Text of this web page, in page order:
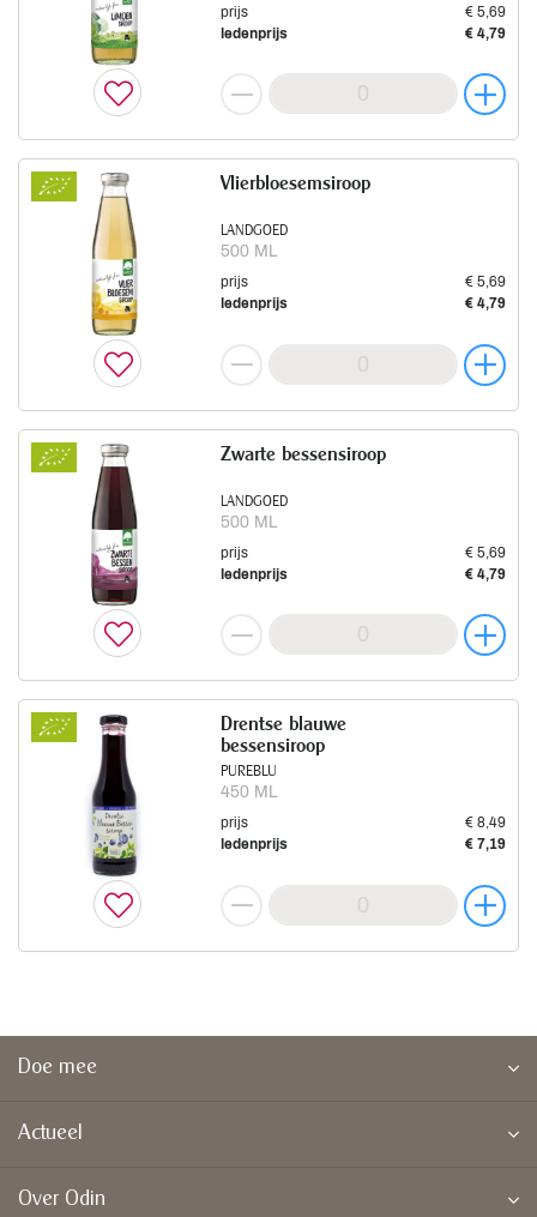
prijs
€ 5,69
ledenprijs
€ 4,79
LANDGOED
500 ML
Vlierbloesemsiroop
prijs
€ 5,69
ledenprijs
€ 4,79
LANDGOED
500 ML
Zwarte bessensiroop
prijs
€ 5,69
ledenprijs
€ 4,79
PUREBLU
450 ML
Drentse blauwe
bessensiroop
prijs
€ 8,49
ledenprijs
€ 7,19
Doe mee
Actueel
Over Odin